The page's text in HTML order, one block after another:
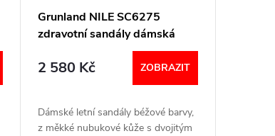
Grunland NILE SC6275
zdravotní sandály dámská
2 580 Kč ZOBRAZIT
Dámské letní sandály béžové barvy,
z měkké nubukové kůže s dvojitým